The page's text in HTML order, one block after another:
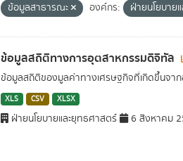
ข้อมูลสาธารณะ
องค์กร: ฝ่ายนโยบาย
ข้อมูลสถิติทางการอุตสาหกรรมดิจิทัล
ข้อมูลสถิติของมูลค่าทางเศรษฐกิจที่เกิดขึ้นจา
XLS CSV XLSX
ฝ่ายนโยบายและยุทธศาสตร์ 6 สิงหาคม